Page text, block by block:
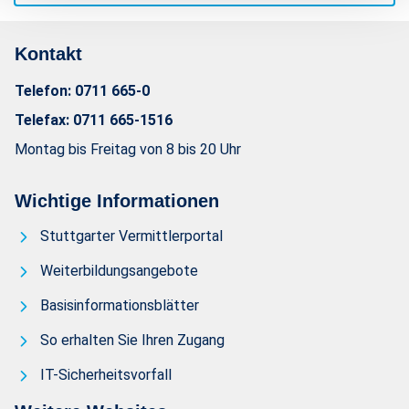
Kontakt
Telefon: 0711 665-0
Telefax: 0711 665-1516
Montag bis Freitag von 8 bis 20 Uhr
Wichtige Informationen
Stuttgarter Vermittlerportal
Weiterbildungsangebote
Basisinformationsblätter
So erhalten Sie Ihren Zugang
IT-Sicherheitsvorfall